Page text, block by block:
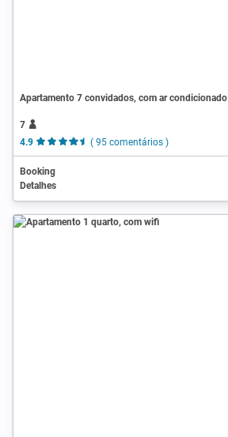
Apartamento 7 convidados, com ar condicionado
7
4.9
( 95 comentários )
Booking
Detalhes